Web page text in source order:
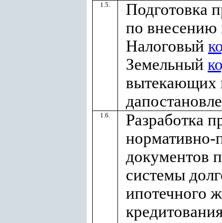
1.5.
Подготовка
по внесению
Налоговый
Земельный
вытекающих
1.6.
Разработка
нормативно-
документов
системы
ипотечного